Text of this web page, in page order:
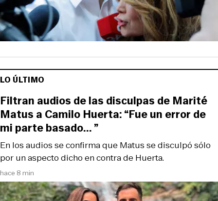
LO ÚLTIMO
hace 8 min
En los audios se confirma que Matus se disculpó sólo
por un aspecto dicho en contra de Huerta.
Filtran audios de las disculpas de Marité
Matus a Camilo Huerta: “Fue un error de
mi parte basado... ”